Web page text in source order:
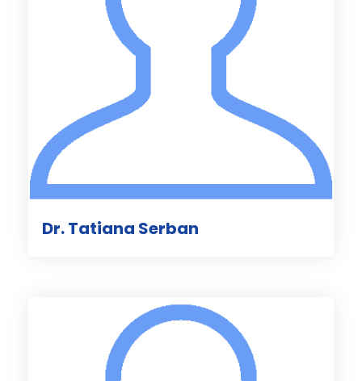
Dr. Tatiana Serban